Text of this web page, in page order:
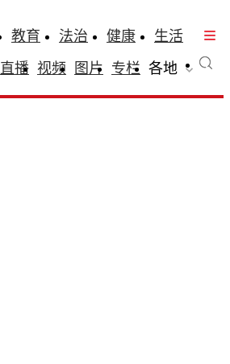
教育 法治 健康
生活
直播 视频 图片 专栏 各地